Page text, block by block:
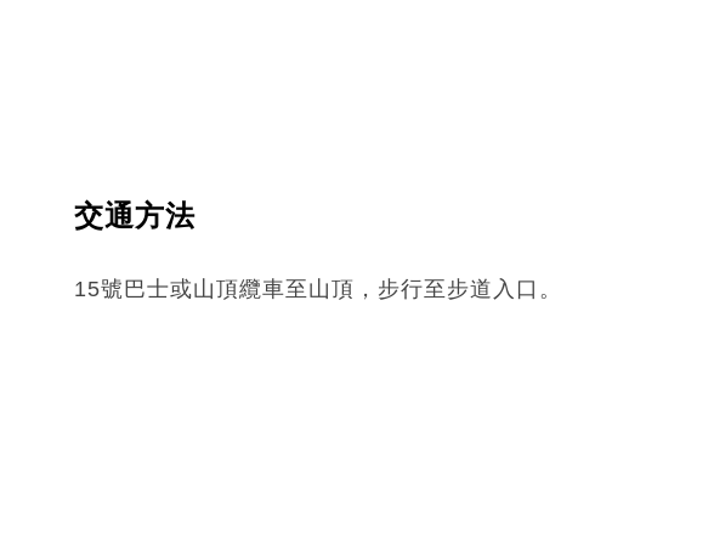
交通方法
15號巴士或山頂纜車至山頂，步行至步道入口。